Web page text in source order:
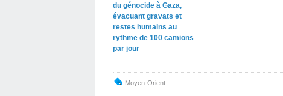
du génocide à Gaza,
évacuant gravats et
restes humains au
rythme de 100 camions
par jour
Moyen-Orient